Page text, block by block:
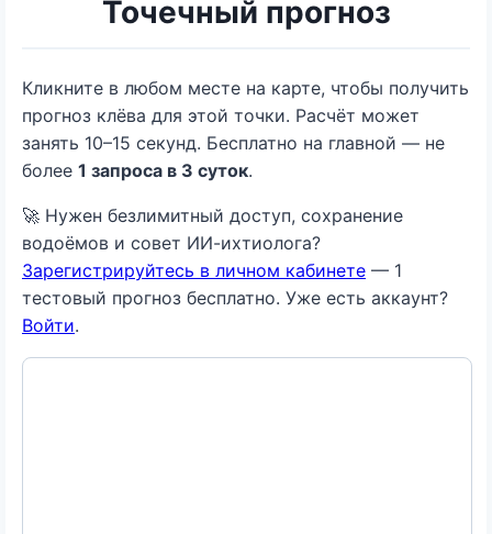
Точечный прогноз
Кликните в любом месте на карте, чтобы получить
прогноз клёва для этой точки. Расчёт может
занять 10–15 секунд. Бесплатно на главной — не
более 1 запроса в 3 суток.
🚀 Нужен безлимитный доступ, сохранение
водоёмов и совет ИИ-ихтиолога?
Зарегистрируйтесь в личном кабинете — 1
тестовый прогноз бесплатно. Уже есть аккаунт?
Войти.